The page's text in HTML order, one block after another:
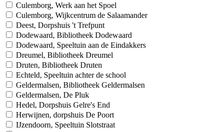
Culemborg, Werk aan het Spoel
Culemborg, Wijkcentrum de Salaamander
Deest, Dorpshuis 't Trefpunt
Dodewaard, Bibliotheek Dodewaard
Dodewaard, Speeltuin aan de Eindakkers
Dreumel, Bibliotheek Dreumel
Druten, Bibliotheek Druten
Echteld, Speeltuin achter de school
Geldermalsen, Bibliotheek Geldermalsen
Geldermalsen, De Pluk
Hedel, Dorpshuis Gelre's End
Herwijnen, dorpshuis De Poort
IJzendoorn, Speeltuin Slotstraat